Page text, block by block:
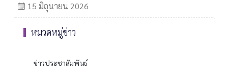
15 มิถุนายน 2026
หมวดหมู่ข่าว
ข่าวประชาสัมพันธ์